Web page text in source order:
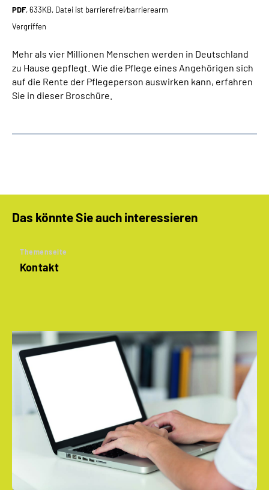
PDF, 633KB, Datei ist barrierefrei⁄barrierearm
Vergriffen
Mehr als vier Millionen Menschen werden in Deutschland
zu Hause gepflegt. Wie die Pflege eines Angehörigen sich
auf die Rente der Pflegeperson auswirken kann, erfahren
Sie in dieser Broschüre.
Das könnte Sie auch interessieren
Themenseite
Kontakt